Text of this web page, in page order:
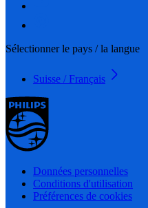
Sélectionner le pays / la langue
Suisse / Français
Données personnelles
Conditions d'utilisation
Préférences de cookies